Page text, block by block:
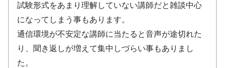
試験形式をあまり理解していない講師だと雑談中心
になってしまう事もあります。
通信環境が不安定な講師に当たると音声が途切れた
り、聞き返しが増えて集中しづらい事もありまし
た。